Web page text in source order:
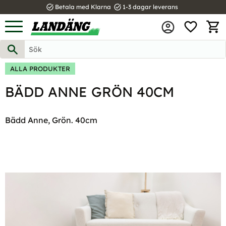
Meny
task_alt Betala med Klarna task_alt 1-3 dagar leverans
ALLA PRODUKTER
BÄDD ANNE GRÖN 40CM
Bädd Anne, Grön. 40cm